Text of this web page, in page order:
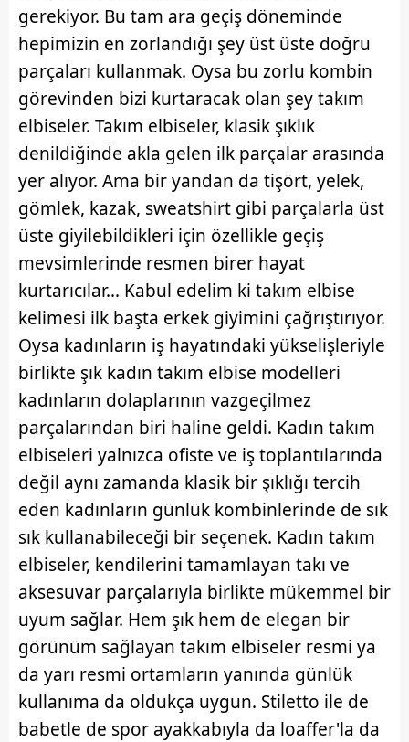
gerekiyor. Bu tam ara geçiş döneminde
hepimizin en zorlandığı şey üst üste doğru
parçaları kullanmak. Oysa bu zorlu kombin
görevinden bizi kurtaracak olan şey takım
elbiseler. Takım elbiseler, klasik şıklık
denildiğinde akla gelen ilk parçalar arasında
yer alıyor. Ama bir yandan da tişört, yelek,
gömlek, kazak, sweatshirt gibi parçalarla üst
üste giyilebildikleri için özellikle geçiş
mevsimlerinde resmen birer hayat
kurtarıcılar... Kabul edelim ki takım elbise
kelimesi ilk başta erkek giyimini çağrıştırıyor.
Oysa kadınların iş hayatındaki yükselişleriyle
birlikte şık kadın takım elbise modelleri
kadınların dolaplarının vazgeçilmez
parçalarından biri haline geldi. Kadın takım
elbiseleri yalnızca ofiste ve iş toplantılarında
değil aynı zamanda klasik bir şıklığı tercih
eden kadınların günlük kombinlerinde de sık
sık kullanabileceği bir seçenek. Kadın takım
elbiseler, kendilerini tamamlayan takı ve
aksesuvar parçalarıyla birlikte mükemmel bir
uyum sağlar. Hem şık hem de elegan bir
görünüm sağlayan takım elbiseler resmi ya
da yarı resmi ortamların yanında günlük
kullanıma da oldukça uygun. Stiletto ile de
babetle de spor ayakkabıyla da loaffer'la da